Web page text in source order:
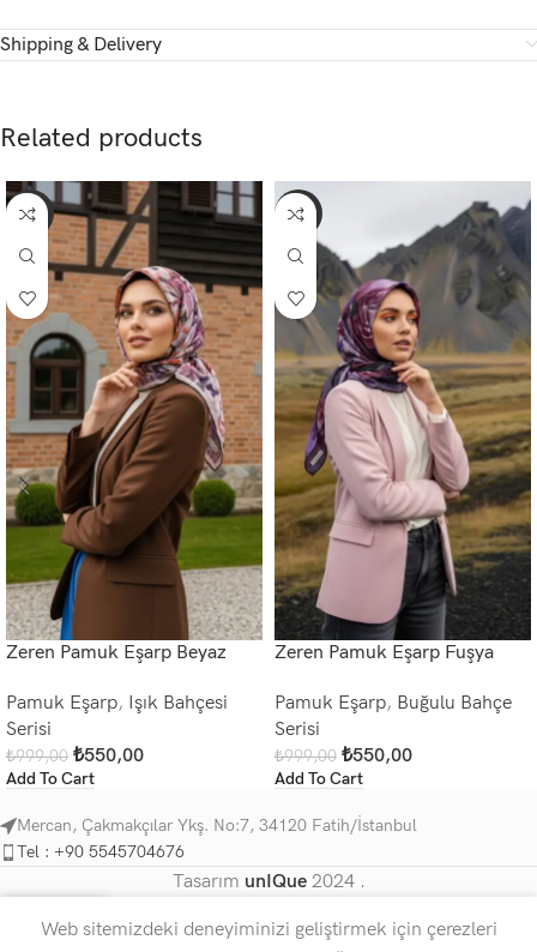
Shipping & Delivery
Related products
-45%
Zeren Pamuk Eşarp Beyaz
Pamuk Eşarp, Işık Bahçesi
Serisi
₺999,00 ₺550,00
Add To Cart
-45%
Zeren Pamuk Eşarp Fuşya
Pamuk Eşarp, Buğulu Bahçe
Serisi
₺999,00 ₺550,00
Add To Cart
Mercan, Çakmakçılar Ykş. No:7, 34120 Fatih/İstanbul
Tel : +90 5545704676
Tasarım unIQue 2024 .
Web sitemizdeki deneyiminizi geliştirmek için çerezleri
0